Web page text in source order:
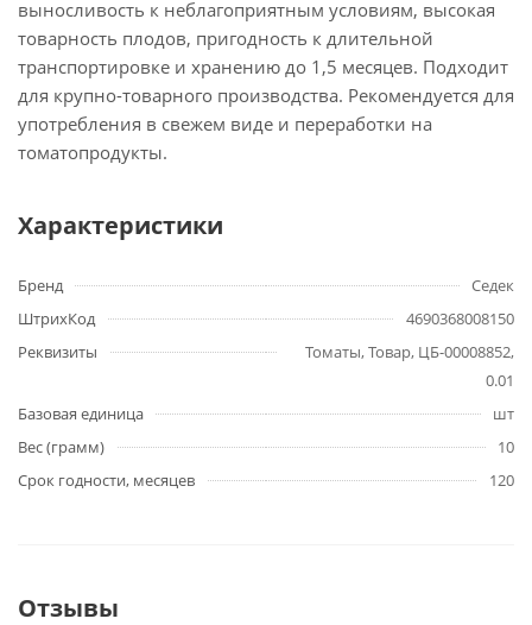
выносливость к неблагоприятным условиям, высокая
товарность плодов, пригодность к длительной
транспортировке и хранению до 1,5 месяцев. Подходит
для крупно-товарного производства. Рекомендуется для
употребления в свежем виде и переработки на
томатопродукты.
Характеристики
Бренд
Седек
ШтрихКод
4690368008150
Реквизиты
Томаты, Товар, ЦБ-00008852,
0.01
Базовая единица
шт
Вес (грамм)
10
Срок годности, месяцев
120
Отзывы